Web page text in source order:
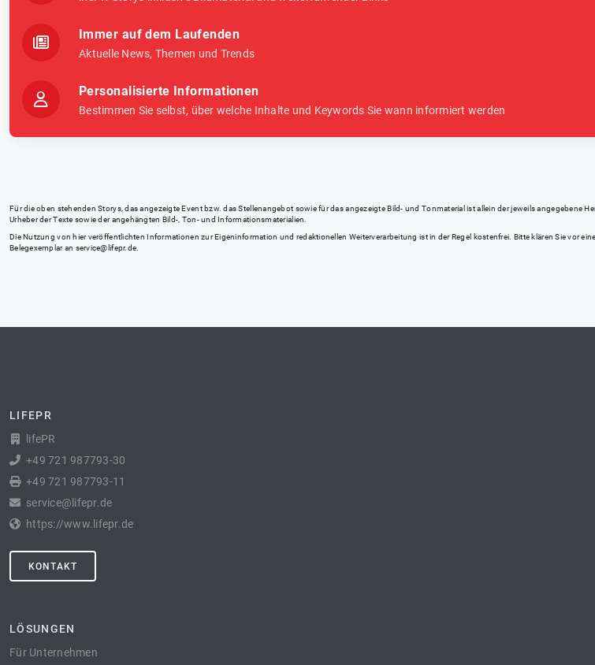
Immer auf dem Laufenden
Aktuelle News, Themen und Trends
Personalisierte Informationen
Bestimmen Sie selbst, über welche Inhalte und Keywords Sie wann informiert werden
Für die oben stehenden Storys, das angezeigte Event bzw. das Stellenangebot sowie für das angezeigte Bild- und Tonmaterial ist allein der jeweils angegebene
Urheber der Texte sowie der angehängten Bild-, Ton- und Informationsmaterialien.
Die Nutzung von hier veröffentlichten Informationen zur Eigeninformation und redaktionellen Weiterverarbeitung ist in der Regel kostenfrei. Bitte klären Sie vor
Belegexemplar an service@lifepr.de
LIFEPR
lifePR
+49 721 987793-30
+49 721 987793-11
service@lifepr.de
https://www.lifepr.de
KONTAKT
LÖSUNGEN
Für Unternehmen